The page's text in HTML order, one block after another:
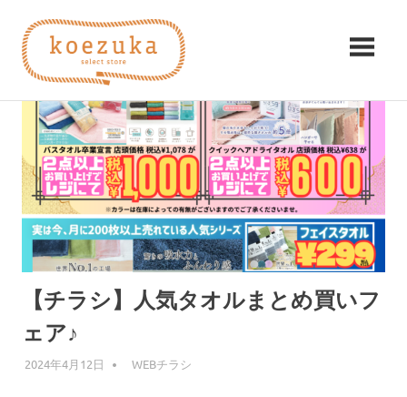
ツ
koezuka（こ
づ
か）
シ
ア
ワ
セ。
【チラシ】人気タオルまとめ買いフ
ェア♪
2024年4月12日 編集者
WEBチラシ